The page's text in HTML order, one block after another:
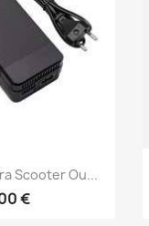
rápida
Scooter Ou...
€